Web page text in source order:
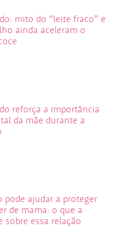
mito do “leite fraco” e
ainda aceleram o
reforça a importância
da mãe durante a
pode ajudar a proteger
de mama: o que a
sobre essa relação